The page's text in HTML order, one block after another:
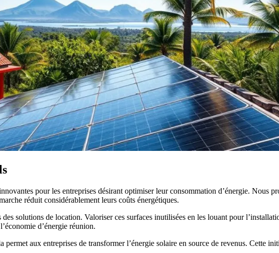
pour les entreprises désirant optimiser leur consommation d’énergie. Nous
réduit considérablement leurs coûts énergétiques.
solutions de location. Valoriser ces surfaces inutilisées en les louant pour
d’énergie réunion.
permet aux entreprises de transformer l’énergie solaire en source de revenus. Cette